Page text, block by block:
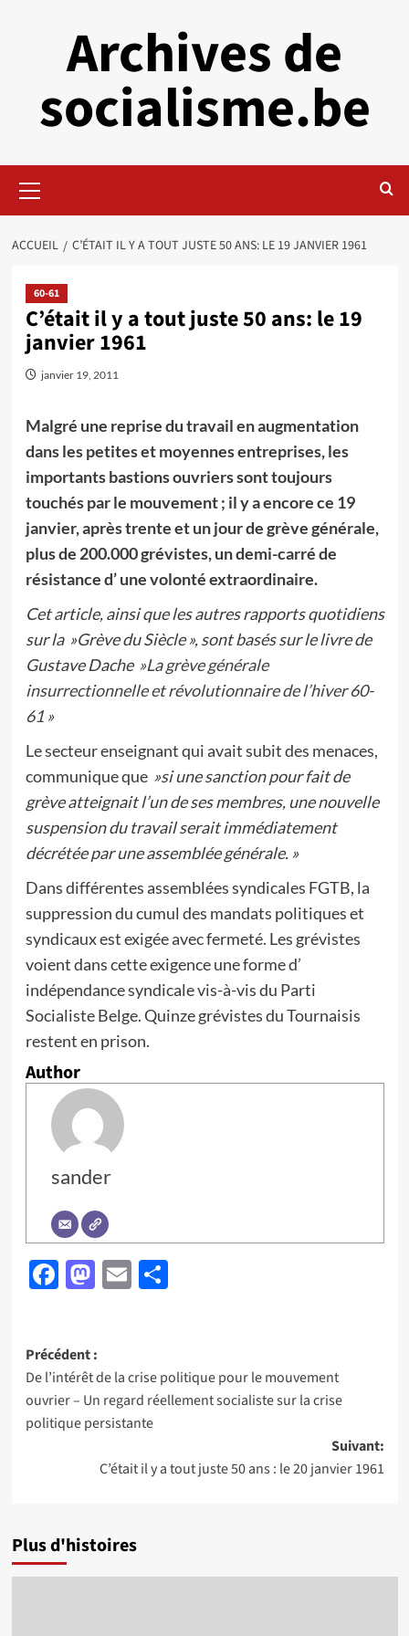
Archives de
socialisme.be
principal
ACCUEIL C’ÉTAIT IL Y A TOUT JUSTE 50 ANS: LE 19 JANVIER 1961
60-61
C’était il y a tout juste 50 ans: le 19
janvier 1961
janvier 19, 2011
Malgré une reprise du travail en augmentation
dans les petites et moyennes entreprises, les
importants bastions ouvriers sont toujours
touchés par le mouvement ; il y a encore ce 19
janvier, après trente et un jour de grève générale,
plus de 200.000 grévistes, un demi-carré de
résistance d’ une volonté extraordinaire.
Cet article, ainsi que les autres rapports quotidiens
sur la »Grève du Siècle », sont basés sur le livre de
Gustave Dache »La grève générale
insurrectionnelle et révolutionnaire de l’hiver 60-
61 »
Le secteur enseignant qui avait subit des menaces,
communique que »si une sanction pour fait de
grève atteignait l’un de ses membres, une nouvelle
suspension du travail serait immédiatement
décrétée par une assemblée générale. »
Dans différentes assemblées syndicales FGTB, la
suppression du cumul des mandats politiques et
syndicaux est exigée avec fermeté. Les grévistes
voient dans cette exigence une forme d’
indépendance syndicale vis-à-vis du Parti
Socialiste Belge. Quinze grévistes du Tournaisis
restent en prison.
Author
sander
Facebook
Mastodon
EmailPartager
Navigation
d’article
Précédent :
De l’intérêt de la crise politique pour le mouvement
ouvrier – Un regard réellement socialiste sur la crise
politique persistante
Suivant:
C’était il y a tout juste 50 ans : le 20 janvier 1961
Plus d'histoires